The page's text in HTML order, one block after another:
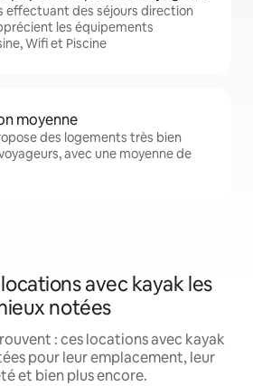
effectuant des séjours direction
les équipements
Wifi et Piscine
moyenne
des logements très bien
avec une moyenne de
avec kayak les
notées
: ces locations avec kayak
pour leur emplacement, leur
et bien plus encore.